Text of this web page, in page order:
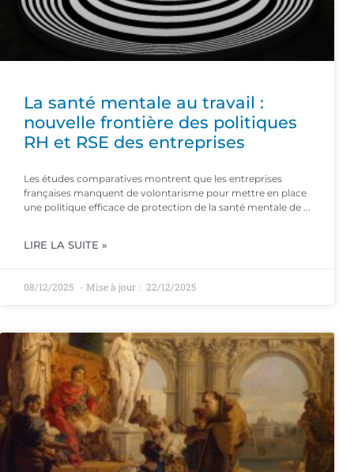
La santé mentale au travail :
nouvelle frontière des politiques
RH et RSE des entreprises
Les études comparatives montrent que les entreprises
françaises manquent de volontarisme pour mettre en place
une politique efficace de protection de la santé mentale de
LIRE LA SUITE »
08/12/2025 22/12/2025